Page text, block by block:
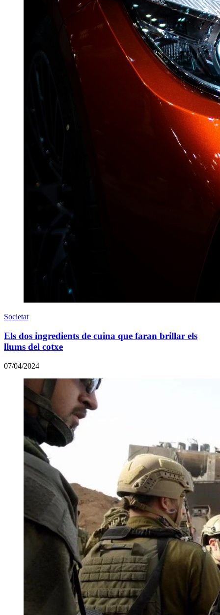
Societat
Els dos ingredients de cuina que faran brillar els
llums del cotxe
07/04/2024